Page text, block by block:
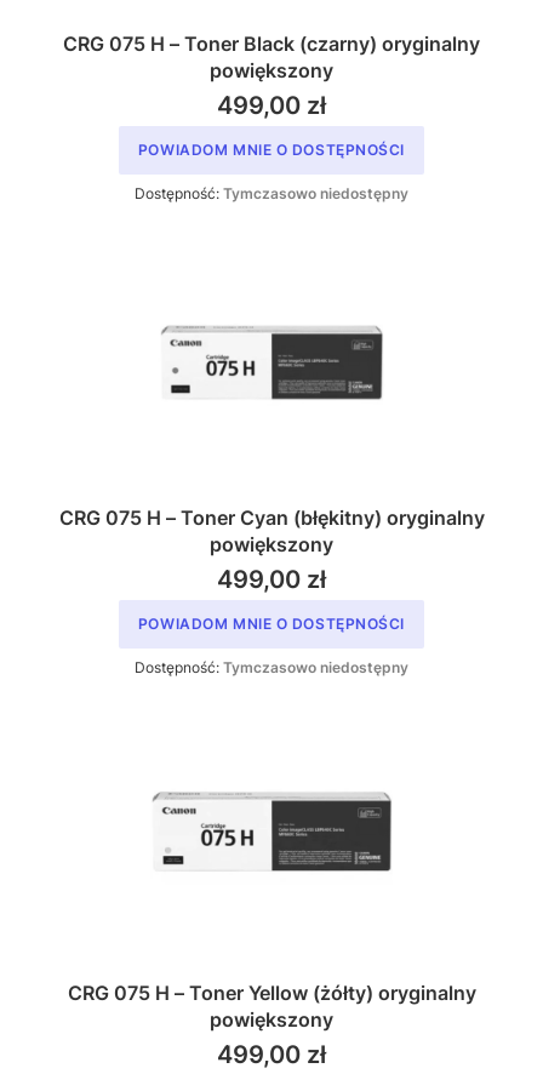
CRG 075 H – Toner Black (czarny) oryginalny
powiększony
499,00 zł
POWIADOM MNIE O DOSTĘPNOŚCI
Dostępność: Tymczasowo niedostępny
CRG 075 H – Toner Cyan (błękitny) oryginalny
powiększony
499,00 zł
POWIADOM MNIE O DOSTĘPNOŚCI
Dostępność: Tymczasowo niedostępny
CRG 075 H – Toner Yellow (żółty) oryginalny
powiększony
499,00 zł